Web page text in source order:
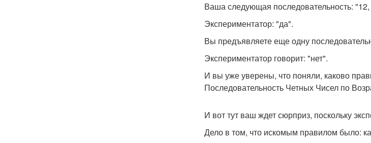
Ваша следующая последовательность: "12,
Экспериментатор: "да".
Вы предъявляете еще одну
Экспериментатор говорит: "нет".
И вы уже уверены, что поняли, каково
Последовательность Четных Чисел по
И вот тут ваш ждет сюрприз, поскольку
Дело в том, что искомым правилом было: